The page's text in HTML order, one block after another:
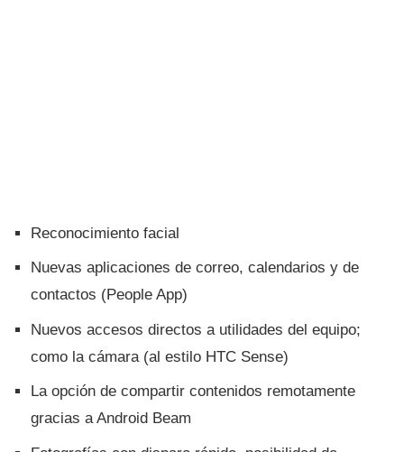
Reconocimiento facial
Nuevas aplicaciones de correo, calendarios y de
contactos (People App)
Nuevos accesos directos a utilidades del equipo;
como la cámara (al estilo HTC Sense)
La opción de compartir contenidos remotamente
gracias a Android Beam